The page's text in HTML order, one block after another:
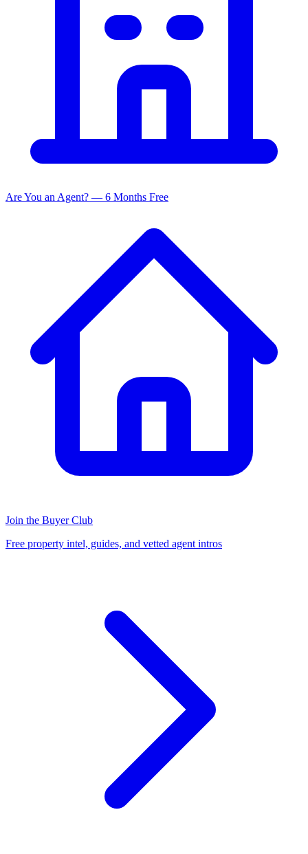
Are You an Agent? — 6 Months Free
Join the Buyer Club
Free property intel, guides, and vetted agent intros